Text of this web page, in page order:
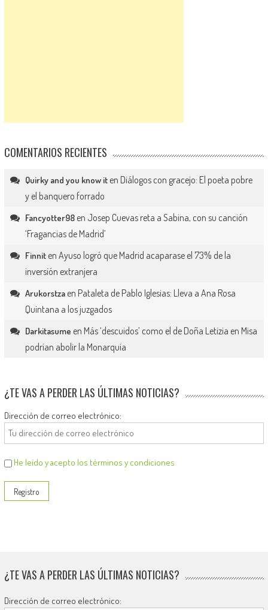
COMENTARIOS RECIENTES
Quirky and you know iten Diálogos con gracejo: El poeta pobre
y el banquero forrado
Fancyotter98en Josep Cuevas reta a Sabina, con su canción
‘Fragancias de Madrid’
Finniten Ayuso logró que Madrid acaparase el 73% de la
inversión extranjera
Arukorstzaen Pataleta de Pablo Iglesias: Lleva a Ana Rosa
Quintana a los juzgados
Darkitasume en Más ‘descuidos’ como el de Doña Letizia en Misa
podrían abolir la Monarquía
¿TE VAS A PERDER LAS ÚLTIMAS NOTICIAS?
Dirección de correo electrónico:
He leído y acepto los términos y condiciones
¿TE VAS A PERDER LAS ÚLTIMAS NOTICIAS?
Dirección de correo electrónico: